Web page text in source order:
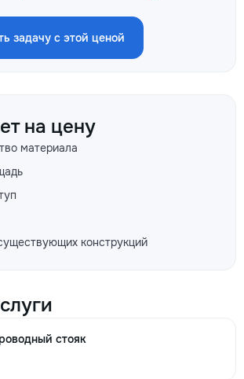
задачу с этой ценой
на цену
материала
конструкций
стояк